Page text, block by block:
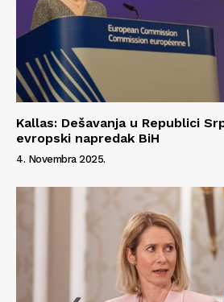
Kallas: Dešavanja u Republici
evropski napredak BiH
4. Novembra 2025.